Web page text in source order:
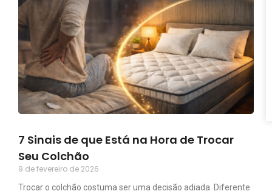
7 Sinais de que Está na Hora de Trocar
Seu Colchão
9 de fevereiro de 2026
Trocar o colchão costuma ser uma decisão adiada. Diferente